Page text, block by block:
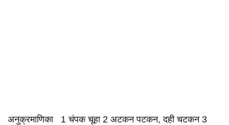
अनुक्रमाणिका 1 चंपक चूहा 2 अटकन पटकन, दही चटकन 3